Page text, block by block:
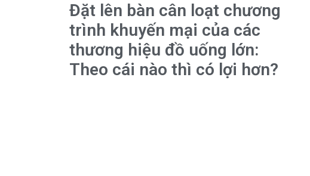
Đặt lên bàn cân loạt chương
trình khuyến mại của các
thương hiệu đồ uống lớn:
Theo cái nào thì có lợi hơn?